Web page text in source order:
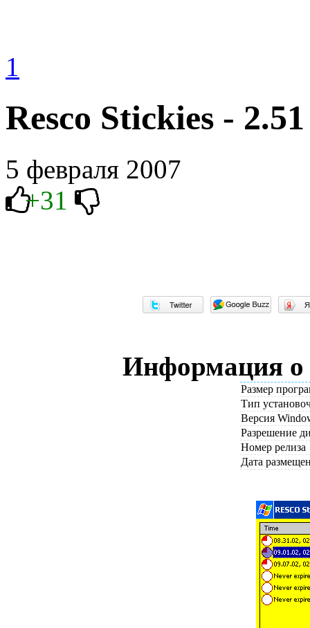
1
Resco Stickies - 2.51
5 февраля 2007
+31
Информация о
Размер
Тип
Версия
Разрешение
Номер релиза
Дата